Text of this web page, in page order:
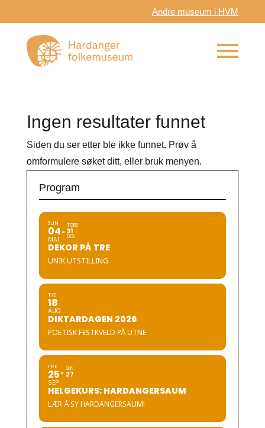
Andre museum i HVM
Ingen resultater funnet
Siden du ser etter ble ikke funnet. Prøv å
omformulere søket ditt, eller bruk menyen.
Program
SUN
04
MAI
TORS
31
DES
DEKOR PÅ TRE
UNIK UTSTILLING
TYS
18
AUG
DIKTARDAGEN 2026
POETISK FESTKVELD PÅ UTNE
FRE
25
SEP
SUN
27
HELGEKURS: HARDANGERSAUM
LÆR Å SY HARDANGERSAUM!